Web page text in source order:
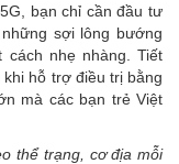
bạn chỉ cần đầu tư
sợi lông bướng
nhẹ nhàng. Tiết
hỗ trợ điều trị bằng
mà các bạn trẻ Việt
thể trạng, cơ địa mỗi